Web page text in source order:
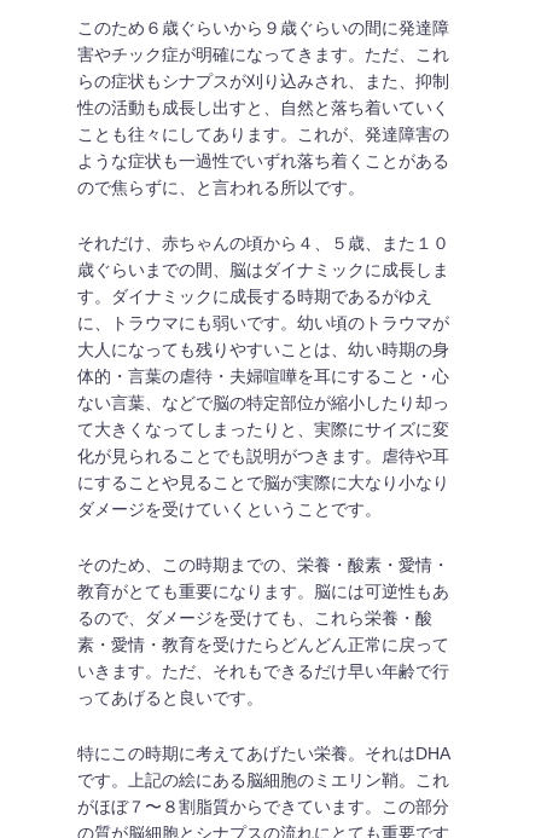
このため６歳ぐらいから９歳ぐらいの間に発達障
害やチック症が明確になってきます。ただ、これ
らの症状もシナプスが刈り込みされ、また、抑制
性の活動も成長し出すと、自然と落ち着いていく
ことも往々にしてあります。これが、発達障害の
ような症状も一過性でいずれ落ち着くことがある
ので焦らずに、と言われる所以です。
それだけ、赤ちゃんの頃から４、５歳、また１０
歳ぐらいまでの間、脳はダイナミックに成長しま
す。ダイナミックに成長する時期であるがゆえ
に、トラウマにも弱いです。幼い頃のトラウマが
大人になっても残りやすいことは、幼い時期の身
体的・言葉の虐待・夫婦喧嘩を耳にすること・心
ない言葉、などで脳の特定部位が縮小したり却っ
て大きくなってしまったりと、実際にサイズに変
化が見られることでも説明がつきます。虐待や耳
にすることや見ることで脳が実際に大なり小なり
ダメージを受けていくということです。
そのため、この時期までの、栄養・酸素・愛情・
教育がとても重要になります。脳には可逆性もあ
るので、ダメージを受けても、これら栄養・酸
素・愛情・教育を受けたらどんどん正常に戻って
いきます。ただ、それもできるだけ早い年齢で行
ってあげると良いです。
特にこの時期に考えてあげたい栄養。それはDHA
です。上記の絵にある脳細胞のミエリン鞘。これ
がほぼ７〜８割脂質からできています。この部分
の質が脳細胞とシナプスの流れにとても重要です